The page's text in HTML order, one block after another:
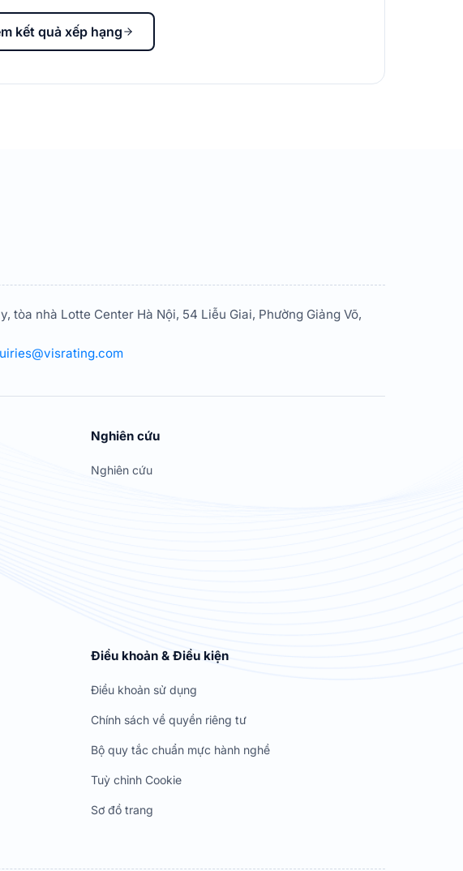
kết quả xếp hạng
tòa nhà Lotte Center Hà Nội, 54 Liễu Giai, Phường Giảng Võ,
Nghiên cứu
Nghiên cứu
Điều khoản & Điều kiện
Điều khoản sử dụng
Chính sách về quyền riêng tư
Bộ quy tắc chuẩn mực hành nghề
Tuỳ chỉnh Cookie
Sơ đồ trang